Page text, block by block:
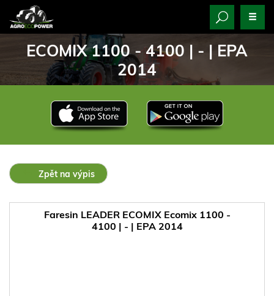
ECOMIX 1100 - 4100 | - | EPA
2014
Zpět na výpis
Faresin LEADER ECOMIX Ecomix 1100 -
4100 | - | EPA 2014